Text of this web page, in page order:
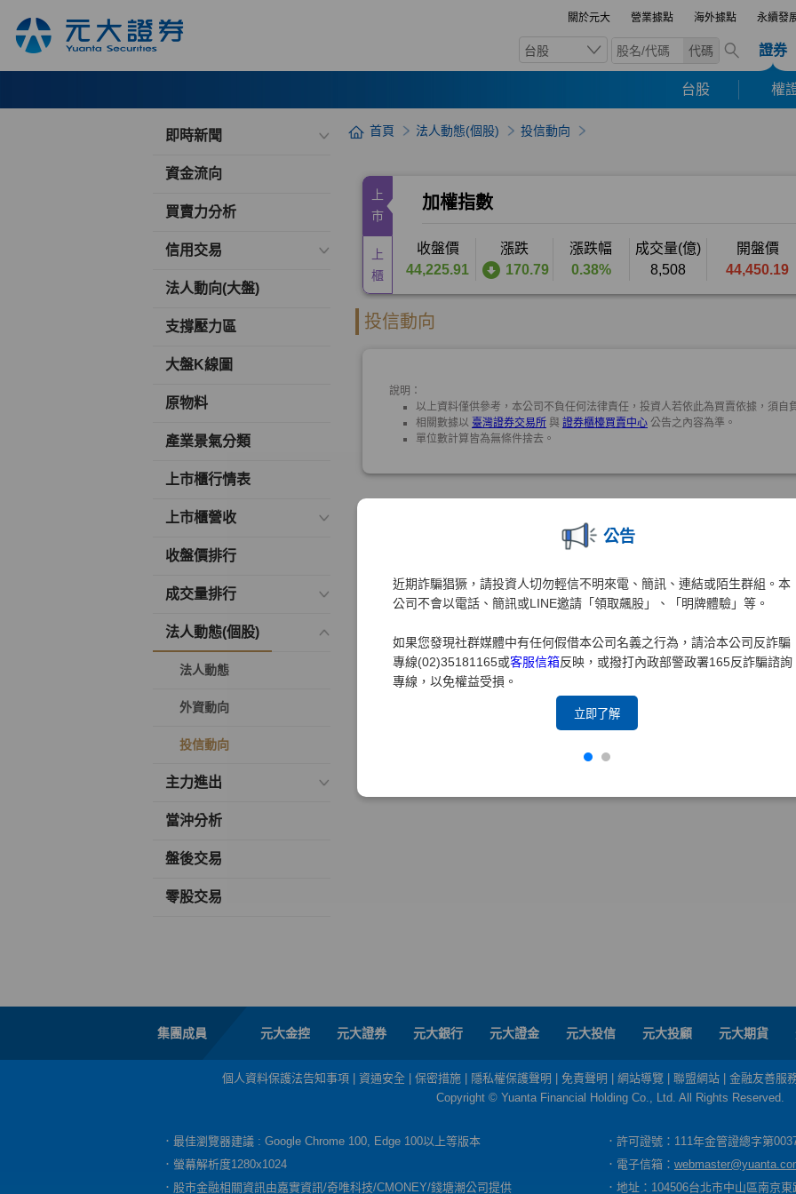
關於元大 營業據點 海外據點 永續發
台股 代碼 證券
台股 權
公告
近期詐騙猖獗，請投資人切勿輕信不明來電、簡訊、連結或陌生群組。本
公司不會以電話、簡訊或LINE邀請「領取飆股」、「明牌體驗」等。
如果您發現社群媒體中有任何假借本公司名義之行為，請洽本公司反詐騙
專線(02)35181165或客服信箱反映，或撥打內政部警政署165反詐騙諮詢
專線，以免權益受損。
立即了解
即時新聞
資金流向
買賣力分析
信用交易
法人動向(大盤)
支撐壓力區
大盤K線圖
原物料
產業景氣分類
上市櫃行情表
上市櫃營收
收盤價排行
成交量排行
法人動態(個股)
法人動態
外資動向
投信動向
主力進出
當沖分析
盤後交易
零股交易
首頁 法人動態(個股) 投信動向
集團成員 元大金控 元大證券 元大銀行 元大證金 元大投信 元大投顧 元大期貨
個人資料保護法告知事項 資通安全 保密措施 隱私權保護聲明 免責聲明 網站導覽 聯盟網站
金融友善服
Copyright © Yuanta Financial Holding Co., Ltd. All Rights Reserved.
．最佳瀏覽器建議 : Google Chrome 100, Edge 100以上等版本
．許可證號：111年金管證總字第
．螢幕解析度1280x1024
．電子信箱：
．股市金融相關資訊由嘉實資訊/奇唯科技/CMONEY/錢塘潮公司提供
．地址：104506台北市中山區南京